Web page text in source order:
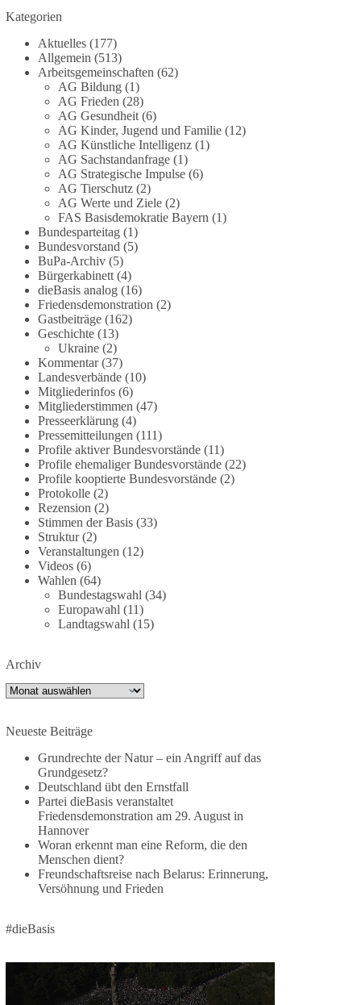
Im Politischen Frühschoppen diskutieren die
Teilnehmer das Verhältnis von Mensch, Natur und
Grundgesetz.
Beitrag der AG Strategische Impulse
Kann die Natur Träger eigener Grundrechte sein?
Oder würde eine solche Entwicklung das
Fundament unseres Grundgesetzes sprengen? Mit
dieser grundsätzlichen Frage beschäftigte sich die
Teilnehmer des Politischen Frühschoppens der
AG Strategische Impulse am 19. Juli 2026.
Referent Frank Bothmann stellte die These auf,
dass die derzeit in Teilen der Umweltbewegung
diskutierten „Grundrechte der Natur“ weit über
klassischen Naturschutz hinausreichen und
grundlegende Fragen zum Menschenbild, zum
Rechtsstaat und zur Demokratie aufwerfen. [...]
👉 Hier weiterlesen:https://diebasis-
partei.de/2026/07/grundrechte-der-natur-ein-
angriff-auf-das-grundgesetz/
🟩🟩🟦🟦🟥🟥🟧🟧
Es ging weniger um fertige Antworten als um eine
Debatte darüber, wie Freiheit, Verantwortung,
Naturschutz und Grundrechte in einer
demokratischen Gesellschaft künftig miteinander
in Einklang gebracht werden können.
#dieBasis #natur #grundrechte
#demokratie
2 Tage(n) zuvor
Jetzt dieBasis Sachsen-Anhalt unterstützen!
Die Landtagswahl 2026 in Sachsen-Anhalt findet
am 6. September statt. Die Inhalte stehen – jetzt
müssen sie gesehen, geteilt und diskutiert werden.
Folge unseren Kanälen:
Facebook:
https://www.facebook.com/groups/diebasissachse
nanhalt/
Instragram:
halt/
https://www.tiktok.com/@diebasis_sachsenanhalt
https://x.com/DieBasisLSA
Kategorien
Aktuelles(177)
Allgemein (513)
Arbeitsgemeinschaften (62)
AG Bildung(1)
AG Frieden (28)
AG Gesundheit(6)
AG Kinder, Jugend und Familie(12)
AG Künstliche Intelligenz(1)
AG Sachstandanfrage(1)
AG Strategische Impulse(6)
AG Tierschutz(2)
AG Werte und Ziele(2)
FAS Basisdemokratie Bayern (1)
Bundesparteitag(1)
Bundesvorstand (5)
BuPa-Archiv(5)
Bürgerkabinett(4)
dieBasis analog(16)
Friedensdemonstration (2)
Gastbeiträge(162)
Geschichte(13)
Ukraine(2)
Kommentar(37)
Landesverbände(10)
Mitgliederinfos(6)
Mitgliederstimmen (47)
Presseerklärung(4)
Pressemitteilungen (111)
Profile aktiver Bundesvorstände(11)
Profile ehemaliger Bundesvorstände(22)
Profile kooptierte Bundesvorstände(2)
Protokolle(2)
Rezension (2)
Stimmen der Basis(33)
Struktur(2)
Veranstaltungen (12)
Videos(6)
Wahlen (64)
Bundestagswahl (34)
Europawahl (11)
Landtagswahl (15)
Archiv
Archiv
Neueste Beiträge
Grundrechte der Natur – ein Angriff auf das
Grundgesetz?
Deutschland übt den Ernstfall
Partei dieBasis veranstaltet
Friedensdemonstration am 29. August in
Hannover
Woran erkennt man eine Reform, die den
Menschen dient?
Freundschaftsreise nach Belarus: Erinnerung,
Versöhnung und Frieden
#dieBasis